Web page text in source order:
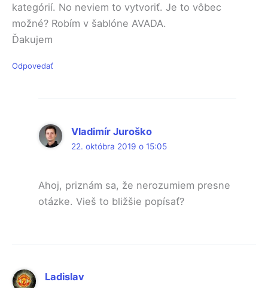
kategórií. No neviem to vytvoriť. Je to vôbec
možné? Robím v šablóne AVADA.
Ďakujem
Odpovedať
Vladimír Juroško
22. októbra 2019 o 15:05
Ahoj, priznám sa, že nerozumiem presne
otázke. Vieš to bližšie popísať?
Ladislav